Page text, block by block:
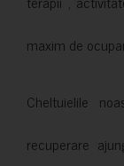
maxim de
Cheltuielile
recuperare